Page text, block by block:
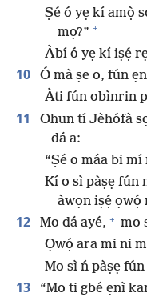
Ṣé ó yẹ kí amọ̀
mọ?” +
Àbí ó yẹ kí iṣẹ́
10
Ó mà ṣe o, fún
Àti fún obìnrin
11 Ohun tí Jèhófà
dá a:
“Ṣé o máa bi
Kí o sì pàṣẹ fún
àwọn iṣẹ́ ọwọ́
12 Mo dá ayé, + mo
Ọwọ́ ara mi ni
Mo sì ń pàṣẹ
13 “Mo ti gbé ẹnì